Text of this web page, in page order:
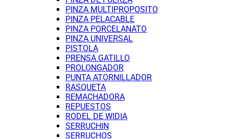
PINZA MULTIPROPOSITO
PINZA PELACABLE
PINZA PORCELANATO
PINZA UNIVERSAL
PISTOLA
PRENSA GATILLO
PROLONGADOR
PUNTA ATORNILLADOR
RASQUETA
REMACHADORA
REPUESTOS
RODEL DE WIDIA
SERRUCHIN
SERRUCHOS